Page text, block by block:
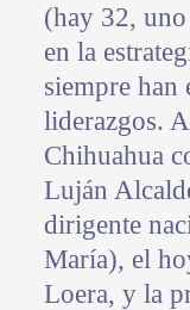
(hay 32,
en la
siempre han
liderazgos.
Chihuahua
Luján
dirigente
María), el
Loera, y la